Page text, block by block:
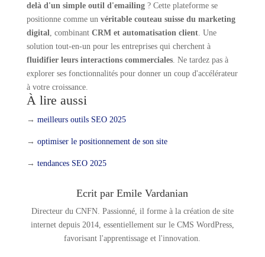
delà d'un simple outil d'emailing? Cette plateforme se
positionne comme un véritable couteau suisse du marketing
digital
, combinant CRM et automatisation client. Une
solution tout-en-un pour les entreprises qui cherchent à
fluidifier leurs interactions commerciales. Ne tardez pas à
explorer ses fonctionnalités pour donner un coup d'accélérateur
à votre croissance.
À lire aussi
→ meilleurs outils SEO 2025
→ optimiser le positionnement de son site
→ tendances SEO 2025
Ecrit par Emile Vardanian
Directeur du CNFN. Passionné, il forme à la création de site
internet depuis 2014, essentiellement sur le CMS WordPress,
favorisant l'apprentissage et l'innovation.